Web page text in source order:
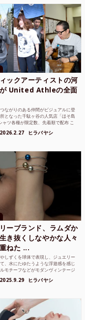
ックアーティストの河
United Athleの全面
ながりのある仲間がビジュアルに登
となった千駄ヶ谷の人気店「ほそ島
ャツ各種が限定数、先着順で配布 こ
2026.2.27 ヒラバヤシ
ーブランド、ラムダか
き抜くしなやかな人々
ねた ...
しずくを球体で表現し、ジュエリー
、水にたゆたうような浮遊感を感じ
モチーフなどがモダンヴィンテージ
2025.9.29 ヒラバヤシ